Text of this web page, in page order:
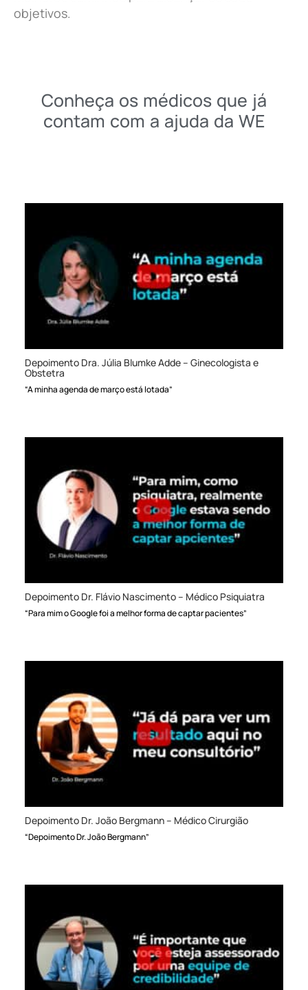
objetivos.
Conheça os médicos que já
contam com a ajuda da WE
Depoimento Dra. Júlia Blumke Adde – Ginecologista e
Obstetra
“A minha agenda de março está lotada”
Depoimento Dr. Flávio Nascimento – Médico Psiquiatra
“Para mim o Google foi a melhor forma de captar pacientes”
Depoimento Dr. João Bergmann – Médico Cirurgião
“Depoimento Dr. João Bergmann”